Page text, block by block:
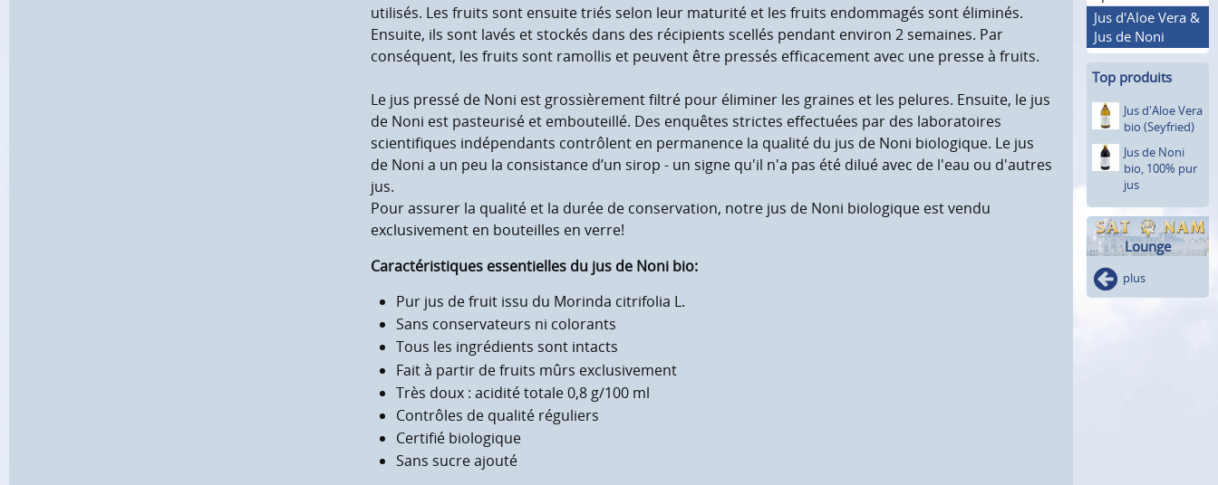
utilisés. Les fruits sont ensuite triés selon leur maturité et les fruits endommagés sont éliminés.
Ensuite, ils sont lavés et stockés dans des récipients scellés pendant environ 2 semaines. Par
conséquent, les fruits sont ramollis et peuvent être pressés efficacement avec une presse à fruits.
Le jus pressé de Noni est grossièrement filtré pour éliminer les graines et les pelures. Ensuite, le jus
de Noni est pasteurisé et embouteillé. Des enquêtes strictes effectuées par des laboratoires
scientifiques indépendants contrôlent en permanence la qualité du jus de Noni biologique. Le jus
de Noni a un peu la consistance d’un sirop - un signe qu'il n'a pas été dilué avec de l'eau ou d'autres
jus.
Pour assurer la qualité et la durée de conservation, notre jus de Noni biologique est vendu
exclusivement en bouteilles en verre!
Caractéristiques essentielles du jus de Noni bio:
Pur jus de fruit issu du Morinda citrifolia L.
Sans conservateurs ni colorants
Tous les ingrédients sont intacts
Fait à partir de fruits mûrs exclusivement
Très doux : acidité totale 0,8 g/100 ml
Contrôles de qualité réguliers
Certifié biologique
Sans sucre ajouté
Jus d'Aloe Vera &
Jus de Noni
Top produits
Jus d'Aloe Vera
bio (Seyfried)
Jus de Noni
bio, 100% pur
jus
Lounge
plus